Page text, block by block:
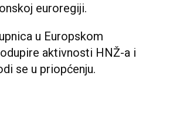
euroregiji.
u Europskom
aktivnosti HNŽ-a i
se u priopćenju.